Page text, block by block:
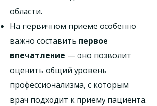
области.
На первичном приеме особенно
важно составить первое
впечатление — оно позволит
оценить общий уровень
профессионализма, с которым
врач подходит к приему пациента.